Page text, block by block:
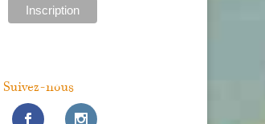
Suivez-nous